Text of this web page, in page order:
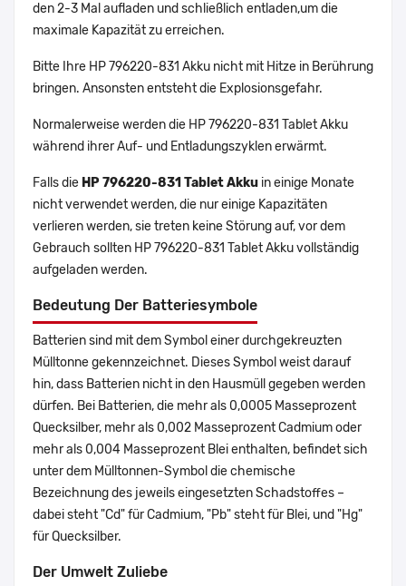
den 2-3 Mal aufladen und schließlich entladen,um die
maximale Kapazität zu erreichen.
Bitte Ihre HP 796220-831 Akku nicht mit Hitze in Berührung
bringen. Ansonsten entsteht die Explosionsgefahr.
Normalerweise werden die HP 796220-831 Tablet Akku
während ihrer Auf- und Entladungszyklen erwärmt.
Falls die HP 796220-831 Tablet Akku in einige Monate
nicht verwendet werden, die nur einige Kapazitäten
verlieren werden, sie treten keine Störung auf, vor dem
Gebrauch sollten HP 796220-831 Tablet Akku vollständig
aufgeladen werden.
Bedeutung Der Batteriesymbole
Batterien sind mit dem Symbol einer durchgekreuzten
Mülltonne gekennzeichnet. Dieses Symbol weist darauf
hin, dass Batterien nicht in den Hausmüll gegeben werden
dürfen. Bei Batterien, die mehr als 0,0005 Masseprozent
Quecksilber, mehr als 0,002 Masseprozent Cadmium oder
mehr als 0,004 Masseprozent Blei enthalten, befindet sich
unter dem Mülltonnen-Symbol die chemische
Bezeichnung des jeweils eingesetzten Schadstoffes –
dabei steht "Cd" für Cadmium, "Pb" steht für Blei, und "Hg"
für Quecksilber.
Der Umwelt Zuliebe